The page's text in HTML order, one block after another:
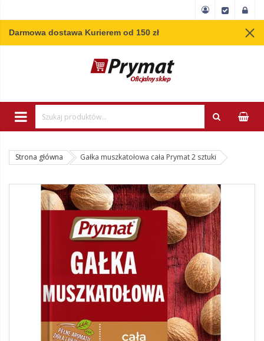
Darmowa dostawa Kurierem od 150 zł
Wpisz minimum
Strona główna Gałka muszkatołowa cała Prymat 2 sztuki